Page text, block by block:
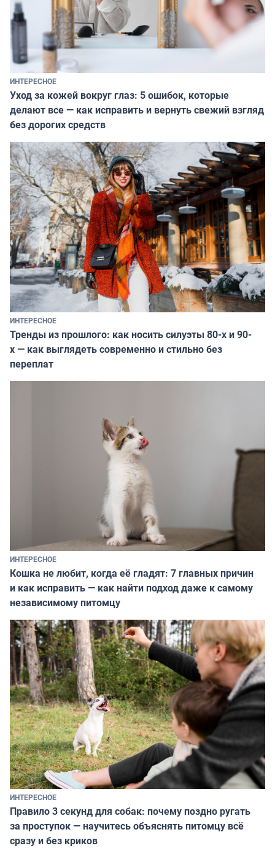
ИНТЕРЕСНОЕ
Уход за кожей вокруг глаз: 5 ошибок, которые
делают все — как исправить и вернуть свежий взгляд
без дорогих средств
ИНТЕРЕСНОЕ
Тренды из прошлого: как носить силуэты 80-х и 90-
х — как выглядеть современно и стильно без
переплат
ИНТЕРЕСНОЕ
Кошка не любит, когда её гладят: 7 главных причин
и как исправить — как найти подход даже к самому
независимому питомцу
ИНТЕРЕСНОЕ
Правило 3 секунд для собак: почему поздно ругать
за проступок — научитесь объяснять питомцу всё
сразу и без криков